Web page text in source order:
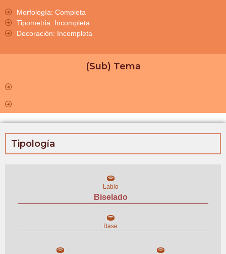
Morfología: Completa
Tipometria: Incompleta
Decoración: Incompleta
(Sub) Tema
Tipología
Labio
Biselado
Base